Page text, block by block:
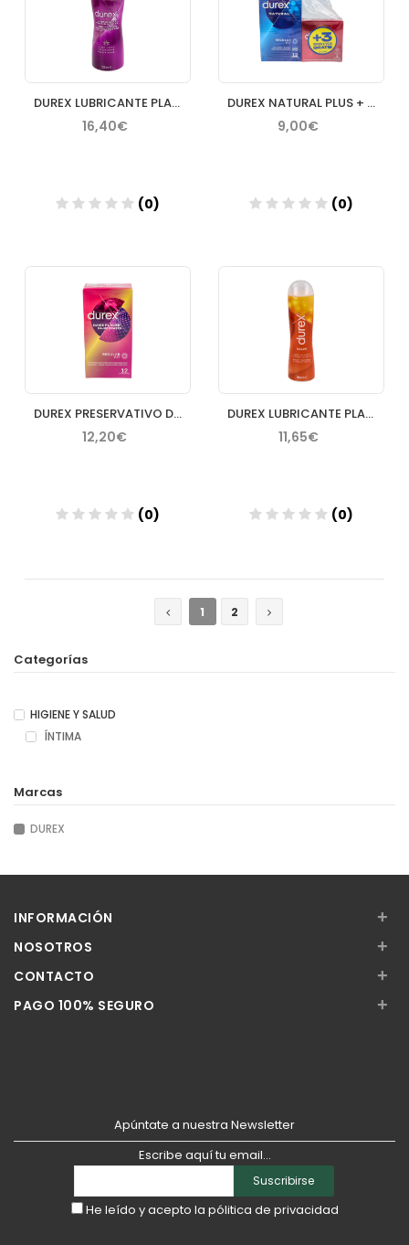
DUREX LUBRICANTE PLAY MASSAGE 2EN1 ALOE 200 ML
16,40€
(0)
DUREX NATURAL PLUS + DUREX SENSITIVO CONFORT PRE
9,00€
(0)
Añadir
DUREX PRESERVATIVO DAME PLACER ESTRIAS 12 U
12,20€
(0)
DUREX LUBRICANTE PLAY EFECTO CALOR FUEGO 50 ML
11,65€
(0)
1
2
Categorías
HIGIENE Y SALUD
ÍNTIMA
Marcas
DUREX
INFORMACIÓN +
NOSOTROS +
CONTACTO +
PAGO 100% SEGURO +
Apúntate a nuestra Newsletter
Escribe aquí tu email...
Suscribirse
He leído y acepto la pólitica de privacidad